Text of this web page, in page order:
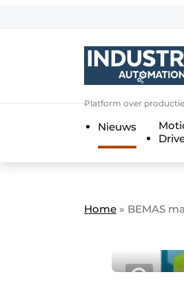
Algemene
Contact
Direct
Meest
Platform over
Nieuws
Home » BEMAS